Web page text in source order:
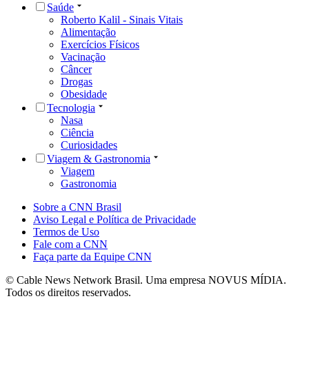
Saúde
Roberto Kalil - Sinais Vitais
Alimentação
Exercícios Físicos
Vacinação
Câncer
Drogas
Obesidade
Tecnologia
Nasa
Ciência
Curiosidades
Viagem & Gastronomia
Viagem
Gastronomia
Sobre a CNN Brasil
Aviso Legal e Política de Privacidade
Termos de Uso
Fale com a CNN
Faça parte da Equipe CNN
© Cable News Network Brasil. Uma empresa NOVUS MÍDIA.
Todos os direitos reservados.